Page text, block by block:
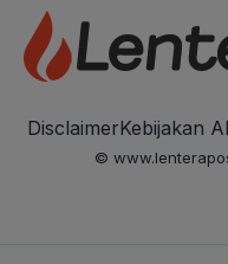
DisclaimerKebijakan AI
©